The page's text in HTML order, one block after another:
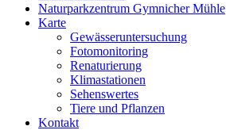
Naturparkzentrum Gymnicher Mühle
Karte
Gewässeruntersuchung
Fotomonitoring
Renaturierung
Klimastationen
Sehenswertes
Tiere und Pflanzen
Kontakt